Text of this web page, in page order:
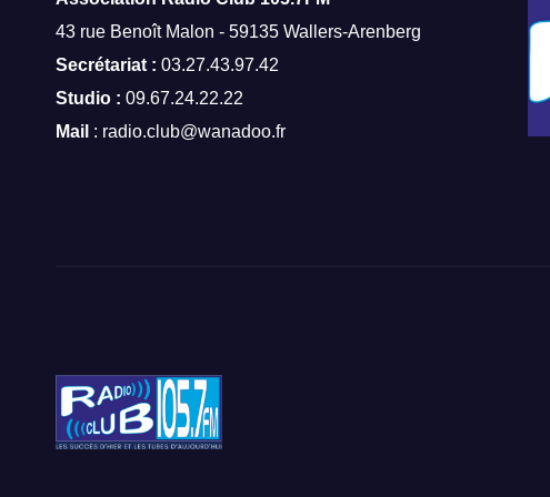
43 rue Benoît Malon - 59135 Wallers-Arenberg
Secrétariat : 03.27.43.97.42
Studio : 09.67.24.22.22
Mail : radio.club@wanadoo.fr